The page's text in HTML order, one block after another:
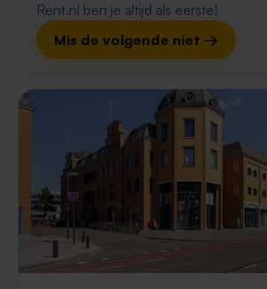
Rent.nl ben je altijd als eerste!
Mis de volgende niet →